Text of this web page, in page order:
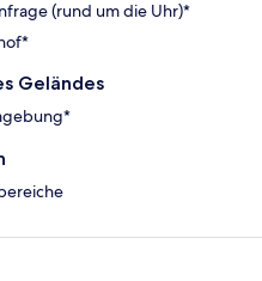
(rund um die Uhr)*
Geländes